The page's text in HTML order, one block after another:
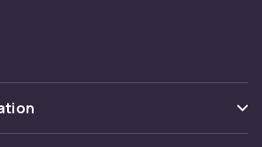
ac16-b70fbb7d3ae7